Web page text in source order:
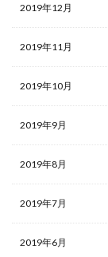
2019年12月
2019年11月
2019年10月
2019年9月
2019年8月
2019年7月
2019年6月